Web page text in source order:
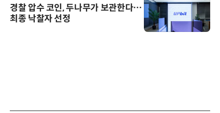
경찰 압수 코인, 두나무가 보관한다…
최종 낙찰자 선정